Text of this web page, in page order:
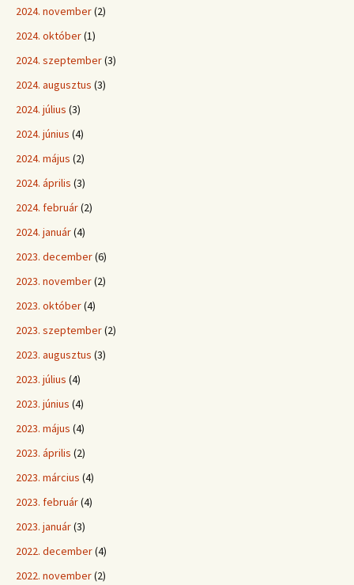
2024. november(2)
2024. október(1)
2024. szeptember(3)
2024. augusztus (3)
2024. július (3)
2024. június (4)
2024. május (2)
2024. április (3)
2024. február(2)
2024. január(4)
2023. december(6)
2023. november(2)
2023. október(4)
2023. szeptember(2)
2023. augusztus (3)
2023. július (4)
2023. június (4)
2023. május (4)
2023. április (2)
2023. március (4)
2023. február(4)
2023. január(3)
2022. december(4)
2022. november(2)